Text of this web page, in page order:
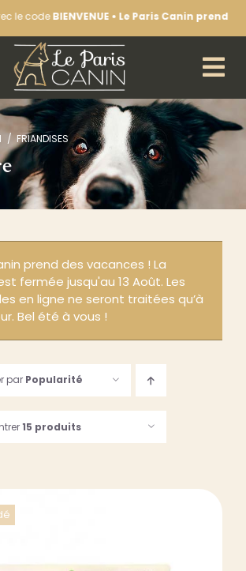
BIENVENUE • Le Paris Canin prend des
FRIANDISES
prend des vacances ! La
fermée jusqu'au 13 Août. Les
en ligne ne seront traitées qu’à
Bel été à vous !
par Popularité
15 produits
ACHETEZ EN LIGNE :
CHIEN
CHAT
LA BOUTIQUE
SÉANCES D’ÉDUCATION
& NOTRE ACTUALITÉ
CONTACTEZ-NOUS
Dames
samedi
Suivez-nous…